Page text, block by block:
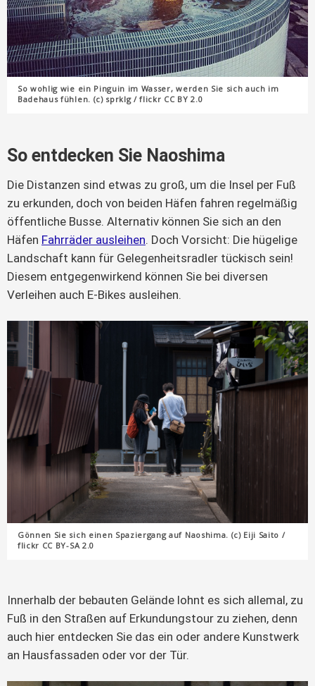
So wohlig wie ein Pinguin im Wasser, werden Sie sich auch im
Badehaus fühlen. (c) sprklg / flickr CC BY 2.0
So entdecken Sie Naoshima
Die Distanzen sind etwas zu groß, um die Insel per Fuß
zu erkunden, doch von beiden Häfen fahren regelmäßig
öffentliche Busse. Alternativ können Sie sich an den
Häfen Fahrräder ausleihen. Doch Vorsicht: Die hügelige
Landschaft kann für Gelegenheitsradler tückisch sein!
Diesem entgegenwirkend können Sie bei diversen
Verleihen auch E-Bikes ausleihen.
Gönnen Sie sich einen Spaziergang auf Naoshima. (c) Eiji Saito /
flickr CC BY-SA 2.0
Innerhalb der bebauten Gelände lohnt es sich allemal, zu
Fuß in den Straßen auf Erkundungstour zu ziehen, denn
auch hier entdecken Sie das ein oder andere Kunstwerk
an Hausfassaden oder vor der Tür.